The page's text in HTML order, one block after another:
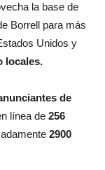
la base de
Borrell para más
Unidos y
locales.
de
línea de 256
2900